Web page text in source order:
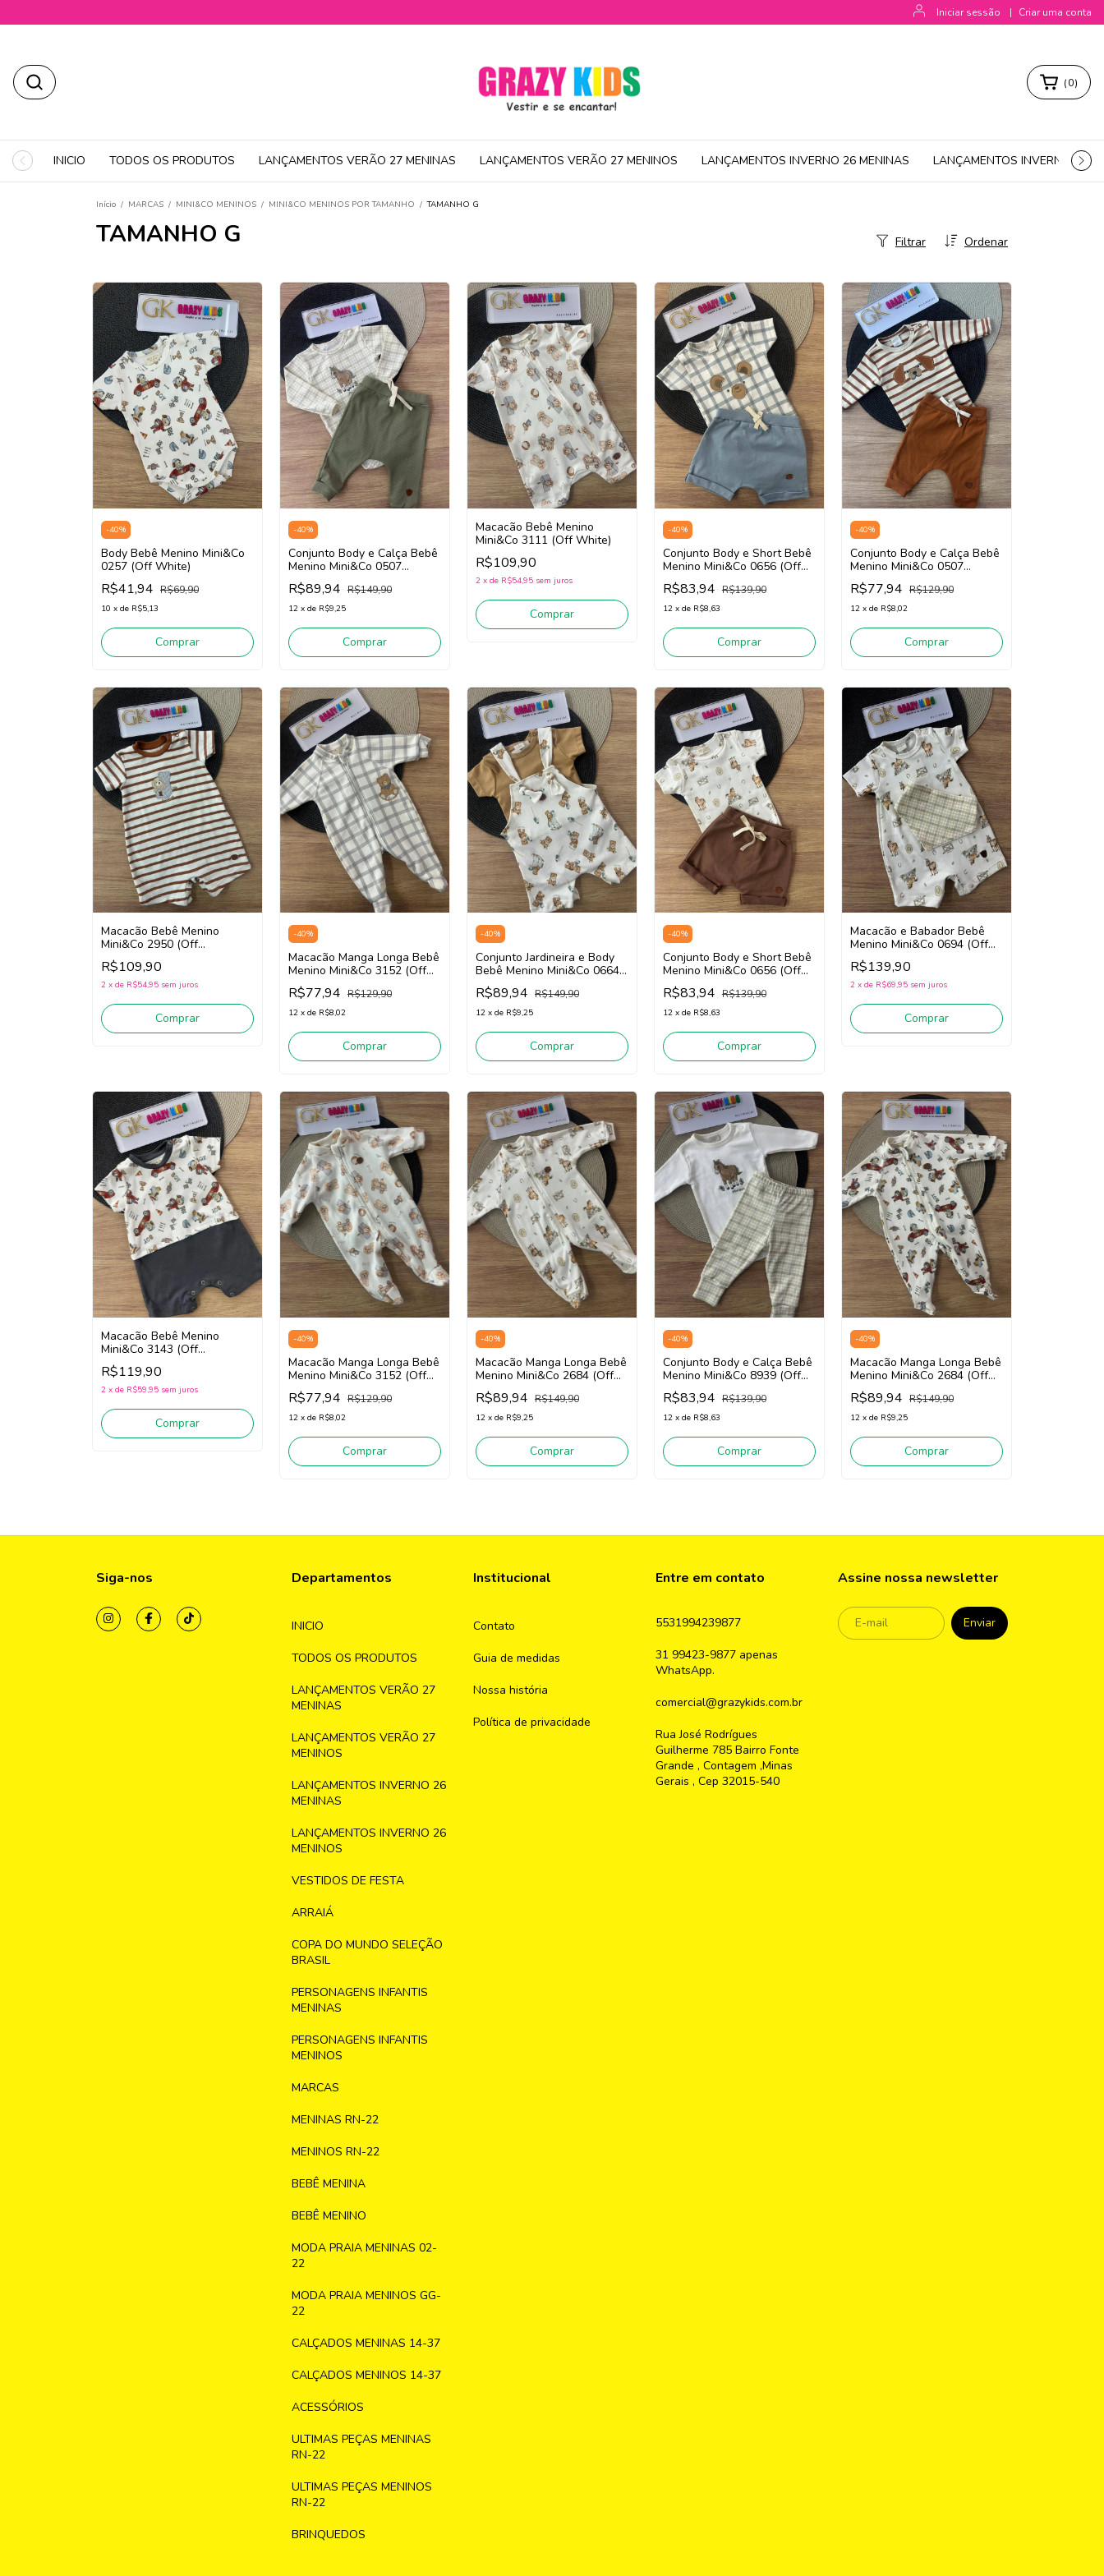
Iniciar sessão | Criar uma conta
(0)
INICIO TODOS OS PRODUTOS LANÇAMENTOS VERÃO 27 MENINAS LANÇAMENTOS VERÃO 27 MENINOS LANÇAMENTOS INVERNO 26 MENINAS LANÇAMENTOS INVERNO 26
Início / MARCAS / MINI&CO MENINOS / MINI&CO MENINOS POR TAMANHO / TAMANHO G
TAMANHO G Ordenar
Filtrar
-40%
Body Bebê Menino Mini&Co
0257 (Off White)
R$41,94 R$69,90
10 x de R$5,13
Comprar
-40%
Conjunto Body e Calça Bebê
Menino Mini&Co 0507
(Bege/Verde)
R$89,94 R$149,90
12 x de R$9,25
Comprar
Macacão Bebê Menino
Mini&Co 3111 (Off White)
R$109,90
2 x de R$54,95 sem juros
Comprar
-40%
Conjunto Body e Short Bebê
Menino Mini&Co 0656 (Off
White/Azul)
R$83,94 R$139,90
12 x de R$8,63
Comprar
-40%
Conjunto Body e Calça Bebê
Menino Mini&Co 0507
(Bege/Marrom)
R$77,94 R$129,90
12 x de R$8,02
Comprar
Macacão Bebê Menino
Mini&Co 2950 (Off
White/Marrom)
R$109,90
2 x de R$54,95 sem juros
Comprar
-40%
Macacão Manga Longa Bebê
Menino Mini&Co 3152 (Off
White/Cinza)
R$77,94 R$129,90
12 x de R$8,02
Comprar
-40%
Conjunto Jardineira e Body
Bebê Menino Mini&Co 0664
(Off White/Marrom)
R$89,94 R$149,90
12 x de R$9,25
Comprar
-40%
Conjunto Body e Short Bebê
Menino Mini&Co 0656 (Off
White/Marrom)
R$83,94 R$139,90
12 x de R$8,63
Comprar
Macacão e Babador Bebê
Menino Mini&Co 0694 (Off
White/Bege)
R$139,90
2 x de R$69,95 sem juros
Comprar
Macacão Bebê Menino
Mini&Co 3143 (Off
White/Preto)
R$119,90
2 x de R$59,95 sem juros
Comprar
-40%
Macacão Manga Longa Bebê
Menino Mini&Co 3152 (Off
White)
R$77,94 R$129,90
12 x de R$8,02
Comprar
-40%
Macacão Manga Longa Bebê
Menino Mini&Co 2684 (Off
White)
R$89,94 R$149,90
12 x de R$9,25
Comprar
-40%
Conjunto Body e Calça Bebê
Menino Mini&Co 8939 (Off
White/Bege)
R$83,94 R$139,90
12 x de R$8,63
Comprar
-40%
Macacão Manga Longa Bebê
Menino Mini&Co 2684 (Off
White)
R$89,94 R$149,90
12 x de R$9,25
Comprar
Siga-nos Departamentos
INICIO
TODOS OS PRODUTOS
LANÇAMENTOS VERÃO 27
MENINAS
LANÇAMENTOS VERÃO 27
MENINOS
LANÇAMENTOS INVERNO 26
MENINAS
LANÇAMENTOS INVERNO 26
MENINOS
VESTIDOS DE FESTA
ARRAIÁ
COPA DO MUNDO SELEÇÃO
BRASIL
PERSONAGENS INFANTIS
MENINAS
PERSONAGENS INFANTIS
MENINOS
MARCAS
MENINAS RN-22
MENINOS RN-22
BEBÊ MENINA
BEBÊ MENINO
MODA PRAIA MENINAS 02-
22
MODA PRAIA MENINOS GG-
22
CALÇADOS MENINAS 14-37
CALÇADOS MENINOS 14-37
ACESSÓRIOS
ULTIMAS PEÇAS MENINAS
RN-22
ULTIMAS PEÇAS MENINOS
RN-22
BRINQUEDOS
Institucional
Contato
Guia de medidas
Nossa história
Política de privacidade
Entre em contato
5531994239877
31 99423-9877 apenas
WhatsApp.
comercial@grazykids.com.br
Rua José Rodrígues
Guilherme 785 Bairro Fonte
Grande , Contagem ,Minas
Gerais , Cep 32015-540
Assine nossa newsletter